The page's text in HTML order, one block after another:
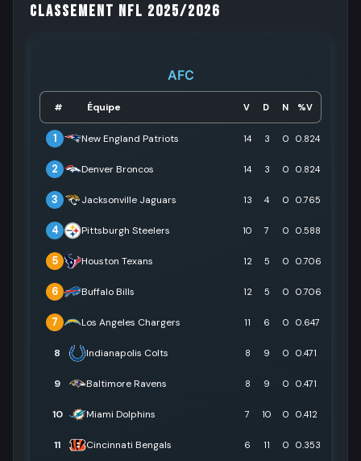
Classement NFL 2025/2026
AFC
# Équipe V D N %V
1 New England Patriots 14 3 0 0.824
2 Denver Broncos 14 3 0 0.824
3 Jacksonville Jaguars 13 4 0 0.765
4 Pittsburgh Steelers 10 7 0 0.588
5 Houston Texans 12 5 0 0.706
6 Buffalo Bills 12 5 0 0.706
7 Los Angeles Chargers 11 6 0 0.647
8 Indianapolis Colts 8 9 0 0.471
9 Baltimore Ravens 8 9 0 0.471
10 Miami Dolphins 7 10 0 0.412
11 Cincinnati Bengals 6 11 0 0.353